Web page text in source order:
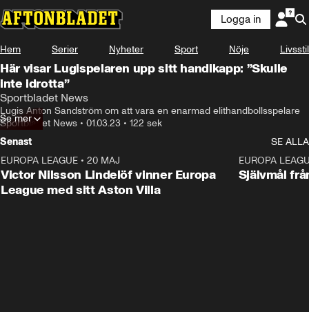
Logga in
Hem Serier Nyheter Sport Nöje Livsstil
Här visar Lugispelaren upp sitt handikapp: ”Skulle
inte idrotta”
Sportbladet News
Lugis Anton Sandström om att vara en enarmad elithandbollsspelare
Sportbladet News • 01.03.23 • 122 sek
Se mer
Senast
SE ALLA
EUROPA LEAGUE • 20 MAJ
Victor Nilsson Lindelöf vinner Europa
League med sitt Aston Villa
EUROPA
Självmål